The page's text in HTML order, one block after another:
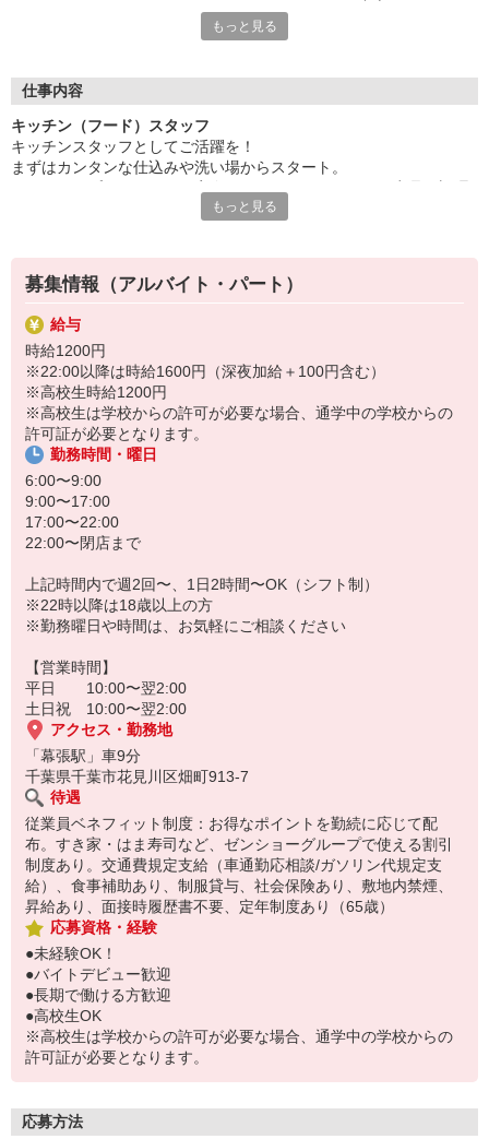
サラダやスープ、カレー、デザートなど・・・
お子様からお年寄りまで幅広いお客様にご利用いただいています
現在、キッチンスタッフを募集中◎
丁寧なレクチャーがあるので未経験でも安心！
学生・主婦・フリーター・Wワーカーなど、幅広く活躍中。
みんなライフスタイルに合わせて働いていますよ。
〜 ゼンショーグループのご紹介 〜
ココス、ジョリーパスタ、すき家、なか卯などの外食事業を運
営！
フード業世界一を目指して、日々邁進しています。
もっと見る
仕事内容
キッチン（フード）スタッフ
キッチンスタッフとしてご活躍を！
まずはカンタンな仕込みや洗い場からスタート。
もっと見る
募集情報（アルバイト・パート）
給与
時給1200円
※22:00以降は時給1600円（深夜加給＋100円含む）
※高校生時給1200円
※高校生は学校からの許可が必要な場合、通学中の学校からの
許可証が必要となります。
勤務時間・曜日
6:00〜9:00
9:00〜17:00
17:00〜22:00
22:00〜閉店まで
上記時間内で週2回〜、1日2時間〜OK（シフト制）
※22時以降は18歳以上の方
※勤務曜日や時間は、お気軽にご相談ください
【営業時間】
平日 10:00〜翌2:00
土日祝 10:00〜翌2:00
アクセス・勤務地
「幕張駅」車9分
千葉県千葉市花見川区畑町913-7
待遇
従業員ベネフィット制度：お得なポイントを勤続に応じて配
布。すき家・はま寿司など、ゼンショーグループで使える割引
制度あり。交通費規定支給（車通勤応相談/ガソリン代規定支
給）、食事補助あり、制服貸与、社会保険あり、敷地内禁煙、
昇給あり、面接時履歴書不要、定年制度あり（65歳）
応募資格・経験
●未経験OK！
●バイトデビュー歓迎
●長期で働ける方歓迎
●高校生OK
※高校生は学校からの許可が必要な場合、通学中の学校からの
許可証が必要となります。
応募方法